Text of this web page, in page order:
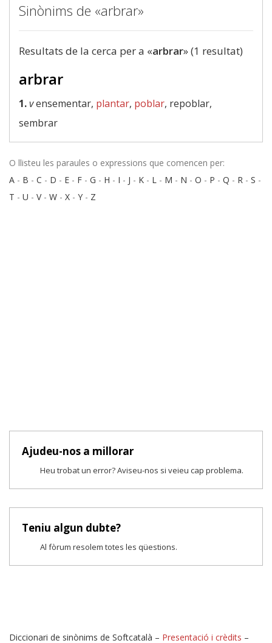
Sinònims de «arbrar»
Resultats de la cerca per a «arbrar» (1 resultat)
arbrar
1.vensementar, plantar, poblar, repoblar,
sembrar
O llisteu les paraules o expressions que comencen per:
A - B - C - D - E - F - G - H - I - J - K - L - M - N - O - P - Q - R - S -
T - U - V- W - X - Y - Z
Ajudeu-nos a millorar
Heu trobat un error? Aviseu-nos si veieu cap problema.
Teniu algun dubte?
Al fòrum resolem totes les qüestions.
Diccionari de sinònims de Softcatalà – Presentació i crèdits –